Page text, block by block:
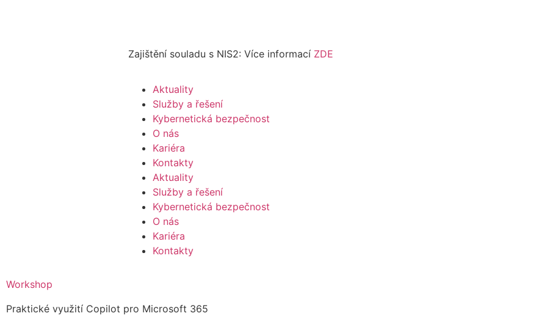
Zajištění souladu s NIS2: Více informací ZDE
Aktuality
Služby a řešení
Kybernetická bezpečnost
O nás
Kariéra
Kontakty
Aktuality
Služby a řešení
Kybernetická bezpečnost
O nás
Kariéra
Kontakty
Workshop
Praktické využití Copilot pro Microsoft 365